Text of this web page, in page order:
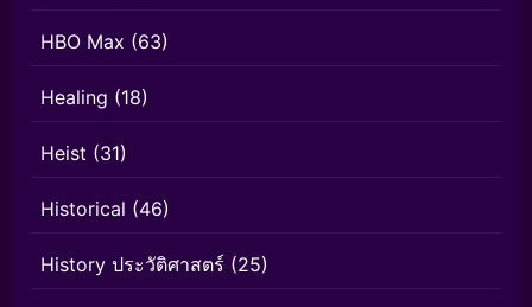
HBO Max (63)
Healing (18)
Heist (31)
Historical (46)
History ประวัติศาสตร์ (25)